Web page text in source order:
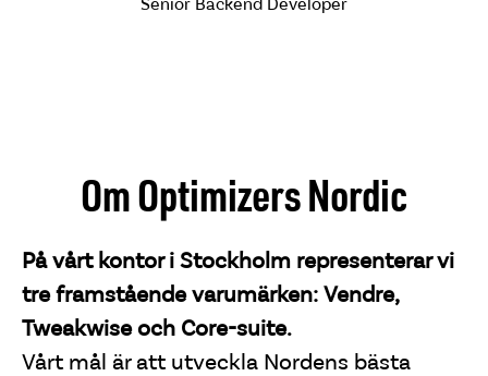
Senior Backend Developer
Om Optimizers Nordic
På vårt kontor i Stockholm representerar vi
tre framstående varumärken: Vendre,
Tweakwise och Core-suite.
Vårt mål är att utveckla Nordens bästa